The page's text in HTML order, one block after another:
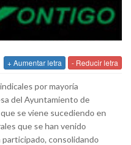
+ Aumentar letra - Reducir letra
por mayoría
del Ayuntamiento de
se viene sucediendo en
que se han venido
participado, consolidando